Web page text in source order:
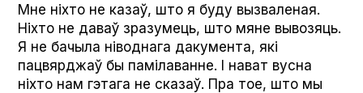
Мне ніхто не казаў, што я буду вызваленая.
Ніхто не даваў зразумець, што мяне вывозяць.
Я не бачыла ніводнага дакумента, які
пацвярджаў бы памілаванне. І нават вусна
ніхто нам гэтага не сказаў. Пра тое, што мы